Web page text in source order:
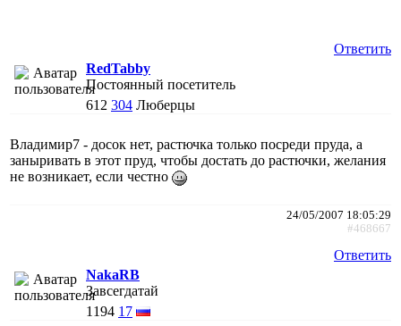
Ответить
RedTabby
Постоянный посетитель
612 304 Люберцы
Владимир7 - досок нет, растючка только посреди пруда, а
заныривать в этот пруд, чтобы достать до растючки, желания
не возникает, если честно
24/05/2007 18:05:29
#468667
Ответить
NakaRB
Завсегдатай
1194 17